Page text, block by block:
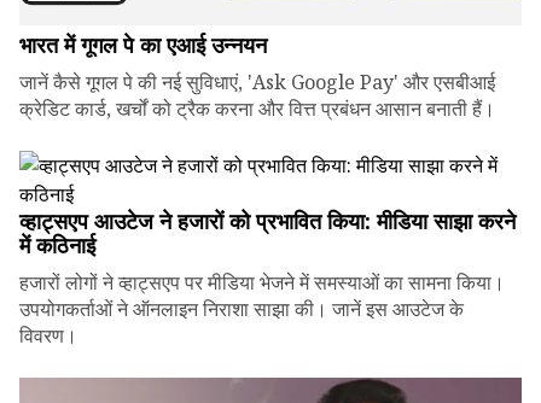
भारत में गूगल पे का एआई उन्नयन
जानें कैसे गूगल पे की नई सुविधाएं, 'Ask Google Pay' और एसबीआई
क्रेडिट कार्ड, खर्चों को ट्रैक करना और वित्त प्रबंधन आसान बनाती हैं।
व्हाट्सएप आउटेज ने हजारों को प्रभावित किया: मीडिया साझा करने
में कठिनाई
हजारों लोगों ने व्हाट्सएप पर मीडिया भेजने में समस्याओं का सामना किया।
उपयोगकर्ताओं ने ऑनलाइन निराशा साझा की। जानें इस आउटेज के
विवरण।